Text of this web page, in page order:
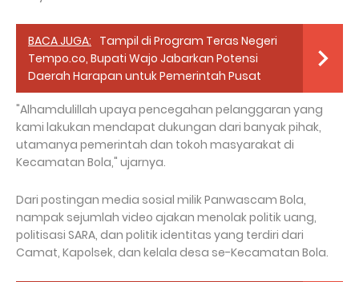
BACA JUGA: Tampil di Program Teras Negeri
Tempo.co, Bupati Wajo Jabarkan Potensi
Daerah Harapan untuk Pemerintah Pusat
"Alhamdulillah upaya pencegahan pelanggaran yang
kami lakukan mendapat dukungan dari banyak pihak,
utamanya pemerintah dan tokoh masyarakat di
Kecamatan Bola," ujarnya.
Dari postingan media sosial milik Panwascam Bola,
nampak sejumlah video ajakan menolak politik uang,
politisasi SARA, dan politik identitas yang terdiri dari
Camat, Kapolsek, dan kelala desa se-Kecamatan Bola.